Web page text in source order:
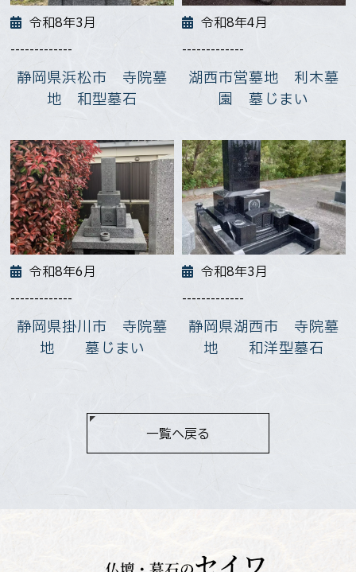
令和8年3月
-------------
静岡県浜松市 寺院墓
地 和型墓石
令和8年4月
-------------
湖西市営墓地 利木墓
園 墓じまい
令和8年6月
-------------
静岡県掛川市 寺院墓
地 墓じまい
令和8年3月
-------------
静岡県湖西市 寺院墓
地 和洋型墓石
一覧へ戻る